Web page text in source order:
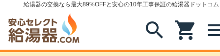
給湯器の交換なら最大89%OFFと安心の10年工事保証の給湯器ドットコム
search shopping_cart